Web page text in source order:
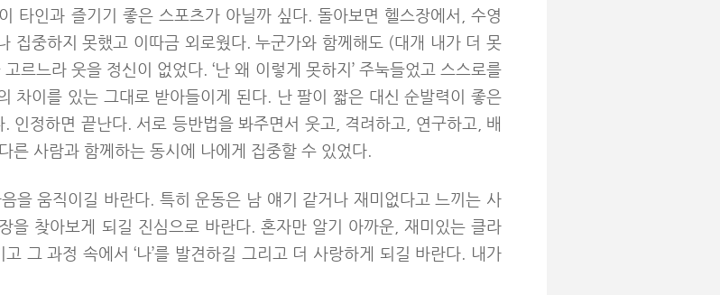
타인과 즐기기 좋은 스포츠가 아닐까 싶다. 돌아보면 헬스장에서, 수영
집중하지 못했고 이따금 외로웠다. 누군가와 함께해도 (대개 내가 더 못
르느라 웃을 정신이 없었다. ‘난 왜 이렇게 못하지’ 주눅들었고 스스로를
차이를 있는 그대로 받아들이게 된다. 난 팔이 짧은 대신 순발력이 좋은
인정하면 끝난다. 서로 등반법을 봐주면서 웃고, 격려하고, 연구하고, 배
른 사람과 함께하는 동시에 나에게 집중할 수 있었다.
을 움직이길 바란다. 특히 운동은 남 얘기 같거나 재미없다고 느끼는 사
을 찾아보게 되길 진심으로 바란다. 혼자만 알기 아까운, 재미있는 클라
그 과정 속에서 ‘나’를 발견하길 그리고 더 사랑하게 되길 바란다. 내가